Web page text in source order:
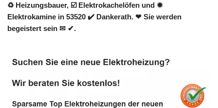
♻ Heizungsbauer, ☑️ Elektrokachelöfen und ✹
Elektrokamine in 53520 ✔️ Dankerath. ❤ Sie werden
begeistert sein ✉ ✔.